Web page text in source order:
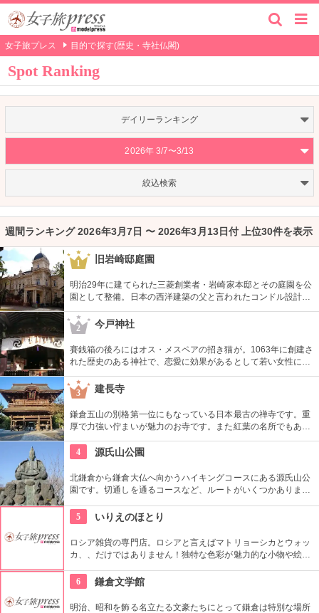
女子旅プレス 目的で探す(歴史・寺社仏閣)
Spot Ranking
デイリーランキング
2026年 3/7〜3/13
絞込検索
週間ランキング 2026年3月7日 〜 2026年3月13日付 上位30件を表示
1 旧岩崎邸庭園
明治29年に建てられた三菱創業者・岩崎家本邸とその庭園を公
園として整備。日本の西洋建築の父と言われたコンドル設計の
洋館や撞球室は本格的な西洋木造建築で見応えたっぷり。重要
文化財にもなっている。
2 今戸神社
賽銭箱の後ろにはオス・メスペアの招き猫が。1063年に創建さ
れた歴史のある神社で、恋愛に効果があるとして若い女性に人
気。訪れた際には、かわいい招き猫がデザインされたお守りを
購入してみては？
3 建長寺
鎌倉五山の別格第一位にもなっている日本最古の禅寺です。重
厚で力強い佇まいが魅力のお寺です。また紅葉の名所でもあ
り、秋には多くの人で賑わいます。約1時間の座禅修行もお勧
めの1つ。静かなお堂で自分の呼吸の音だけに耳を傾け、無心
4 源氏山公園
北鎌倉から鎌倉大仏へ向かうハイキングコースにある源氏山公
園です。切通しを通るコースなど、ルートがいくつかありま
い道を登る場合も。公園中央の頼朝像がシンボルです。
5 いりえのほとり
ロシア雑貨の専門店。ロシアと言えばマトリョーシカとウォッ
カ、、だけではありません！独特な色彩が魅力的な小物や絵
す。マトリョーシカの種類は圧巻！
6 鎌倉文学館
明治、昭和を飾る名立たる文豪たちにとって鎌倉は特別な場所